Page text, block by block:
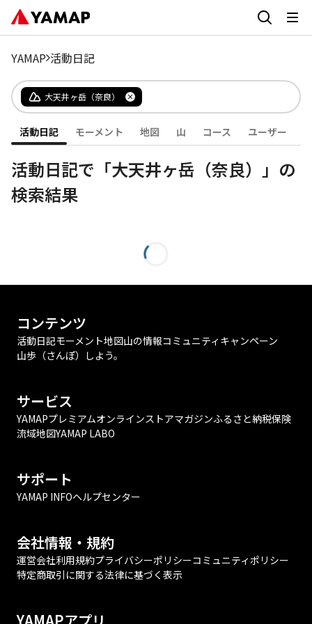
YAMAP 活動日記
大天井ヶ岳（奈良）
活動日記 モーメント 地図 山 コース ユーザー
活動日記で「大天井ヶ岳（奈良）」の
検索結果
コンテンツ
活動日記モーメント地図山の情報コミュニティ キャンペーン
山歩（さんぽ）しよう。
サービス
YAMAPプレミアムオンラインストアマガジンふるさと納税保険
流域地図YAMAP LABO
サポート
YAMAP INFOヘルプセンター
会社情報・規約
運営会社利用規約プライバシーポリシーコミュニティポリシー
特定商取引に関する法律に基づく表示